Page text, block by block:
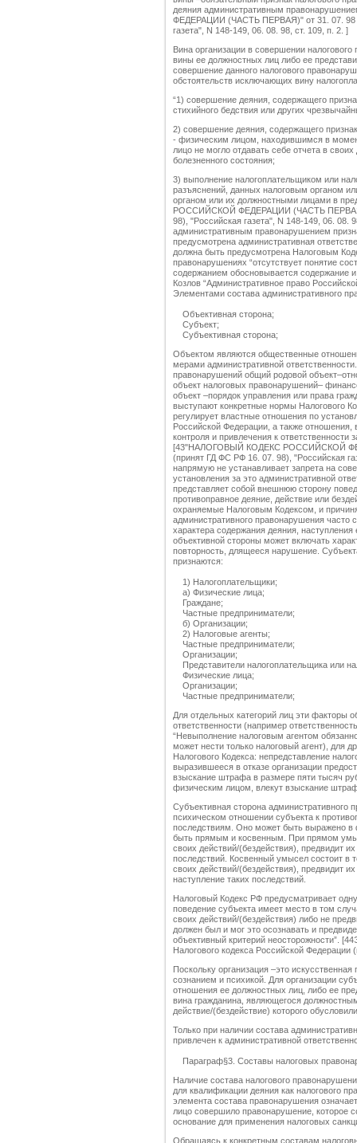
деяния административным
ФЕДЕРАЦИИ (ЧАСТЬ ПЕРВАЯ)" от 31. 07. 98
газета", N 148-149, 06. 08. 98, ст. 109, п. 2. ]
Вина организации в совершении
вины ее должностных лиц либо ее
совершение данного налогового
обстоятельств исключающих вину
“1) совершение деяния, содержащего
стихийного бедствия или других
2) совершение деяния, содержащего
- физическим лицом, находившимся в
лицо не могло отдавать себе отчета в
болезненного состояния;
3) выполнение налогоплательщиком или
разъяснений, данных налоговым органом
органом или их должностными лицами в
РОССИЙСКОЙ ФЕДЕРАЦИИ (ЧАСТЬ
98), "Российская газета", N 148-149, 06. 08.
административным правонарушением
предусмотрена административная
должна быть предусмотрена Налоговым
правонарушениях “отсутствует понятие
содержанием обосновывается содержание
Козлов “Административное право
Элементами состава административного
Объективная сторона;
Субъект;
Субъективная сторона;
Объектом являются общественные
мерами административной
правонарушений общий родовой
объект налоговых правонарушений–
объект –порядок управления или права
выступают конкретные нормы Налогового
регулирует властные отношения по
Российской Федерации, а также
контроля и привлечения к
[43"НАЛОГОВЫЙ КОДЕКС РОССИЙСКОЙ
(принят ГД ФС РФ 16. 07. 98), "Российская
напрямую не устанавливает запрета на
установления за это административной
представляет собой внешнюю сторону
противоправное деяние, действие или
охраняемые Налоговым Кодексом, и
административного правонарушения часто
характера содержания деяния,
объективной стороны может включать
повторность, длящееся нарушение.
признаются:
1) Налогоплательщики;
а) Физические лица;
Граждане;
Частные предприниматели;
б) Организации;
2) Налоговые агенты;
Частные предприниматели;
Организации;
Представители налогоплательщика или
Физические лица;
Организации;
Частные предприниматели;
Для отдельных категорий лиц эти факторы
ответственности (например
“Невыполнение налоговым агентом
может нести только налоговый агент), для
Налогового Кодекса: непредставление
выразившееся в отказе организации
взыскание штрафа в размере пяти тысяч
физическим лицом, влекут взыскание
Субъективная сторона административного
психическом отношении субъекта к
последствиям. Оно может быть выражено
быть прямым и косвенным. При прямом
своих действий/(бездействия), предвидит
последствий. Косвенный умысел состоит в
своих действий/(бездействия), предвидит
наступление таких последствий.
Налоговый Кодекс РФ предусматривает
поведение субъекта имеет место в том
своих действий/(бездействия) либо не
должен был и мог это осознавать и
объективный критерий неосторожности”.
Налогового кодекса Российской
Поскольку организация –это
сознанием и психикой. Для организации
отношения ее должностных лиц, либо ее
вина гражданина, являющегося
действие/(бездействие) которого
Только при наличии состава
привлечен к административной
Параграф§3. Составы налоговых
Наличие состава налогового
для квалификации деяния как налогового
элемента состава правонарушения
лицо совершило правонарушение, которое
основание для применения налоговых
Обращаясь к конкретным составам